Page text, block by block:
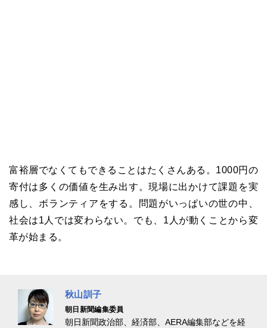
富裕層でなくてもできることはたくさんある。1000円の
寄付は多くの価値を生み出す。現場に出かけて課題を実
感し、ボランティアをする。問題がいっぱいの世の中、
社会は1人では変わらない。でも、1人が動くことから変
革が始まる。
秋山訓子
朝日新聞編集委員
朝日新聞政治部、経済部、AERA編集部などを経